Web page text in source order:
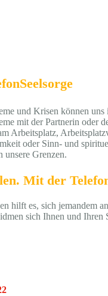
und Krisen können uns
mit der Partnerin oder
Arbeitsplatz,
oder Sinn- und
unsere Grenzen.
Mit der
hilft es, sich jemandem
sich Ihnen und Ihren